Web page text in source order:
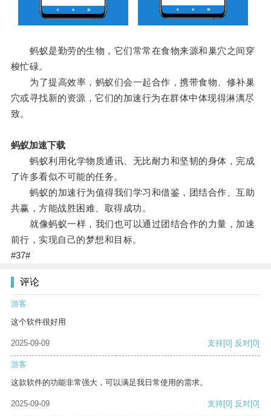
蚂蚁是勤劳的生物，它们常常在食物来源和巢穴之间穿
梭忙碌。
为了提高效率，蚂蚁们会一起合作，携带食物、修补巢
穴或寻找新的资源，它们的加速行为在群体中体现得淋漓尽
致。
蚂蚁加速下载
蚂蚁利用化学物质通讯、无比耐力和坚韧的身体，完成
了许多看似不可能的任务。
蚂蚁的加速行为值得我们学习和借鉴，团结合作、互助
共赢，方能战胜困难、取得成功。
就像蚂蚁一样，我们也可以通过团结合作的力量，加速
前行，实现自己的梦想和目标。
#37#
评论
游客
这个软件很好用
2025-09-09 支持[0] 反对[0]
游客
这款软件的功能非常强大，可以满足我日常使用的需求。
2025-09-09 支持[0] 反对[0]